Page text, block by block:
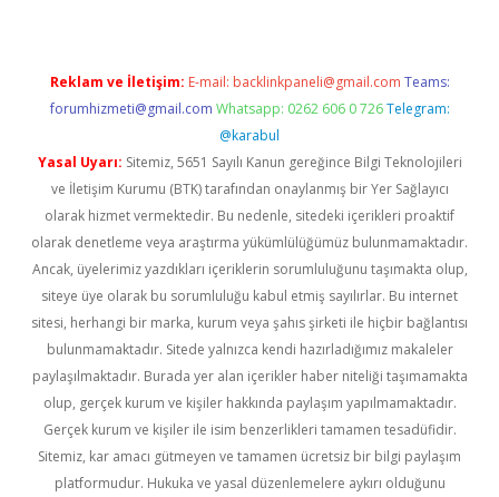
Reklam ve İletişim: E-mail: backlinkpaneli@gmail.com Teams:
forumhizmeti@gmail.com Whatsapp: 0262 606 0 726 Telegram:
@karabul
Yasal Uyarı: Sitemiz, 5651 Sayılı Kanun gereğince Bilgi Teknolojileri
ve İletişim Kurumu (BTK) tarafından onaylanmış bir Yer Sağlayıcı
olarak hizmet vermektedir. Bu nedenle, sitedeki içerikleri proaktif
olarak denetleme veya araştırma yükümlülüğümüz bulunmamaktadır.
Ancak, üyelerimiz yazdıkları içeriklerin sorumluluğunu taşımakta olup,
siteye üye olarak bu sorumluluğu kabul etmiş sayılırlar. Bu internet
sitesi, herhangi bir marka, kurum veya şahıs şirketi ile hiçbir bağlantısı
bulunmamaktadır. Sitede yalnızca kendi hazırladığımız makaleler
paylaşılmaktadır. Burada yer alan içerikler haber niteliği taşımamakta
olup, gerçek kurum ve kişiler hakkında paylaşım yapılmamaktadır.
Gerçek kurum ve kişiler ile isim benzerlikleri tamamen tesadüfidir.
Sitemiz, kar amacı gütmeyen ve tamamen ücretsiz bir bilgi paylaşım
platformudur. Hukuka ve yasal düzenlemelere aykırı olduğunu